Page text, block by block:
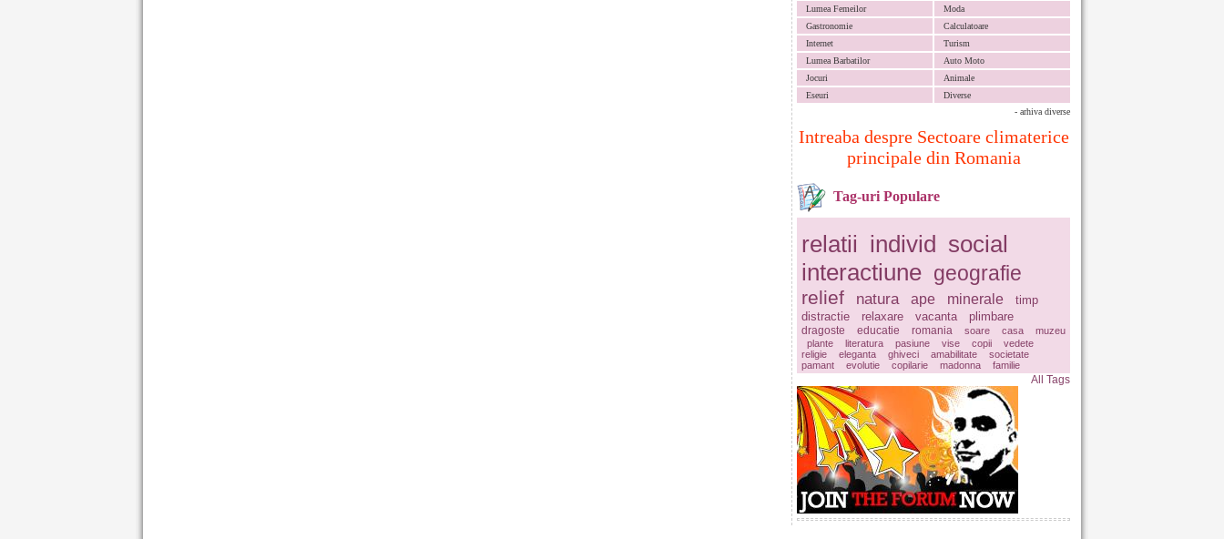
Lumea Femeilor
Moda
Gastronomie
Calculatoare
Internet
Turism
Lumea Barbatilor
Auto Moto
Jocuri
Animale
Eseuri
Diverse
- arhiva diverse
Intreaba despre Sectoare climaterice
principale din Romania
Tag-uri Populare
relatii individ social
interactiune geografie
relief natura ape minerale
timp
distractie
relaxare vacanta plimbare
dragoste educatie romania soare casa
muzeu
plante
literatura pasiune vise copii
vedete
religie
eleganta ghiveci amabilitate
societate
pamant
evolutie copilarie madonna familie
All Tags